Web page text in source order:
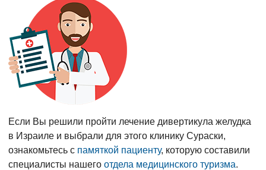
Если Вы решили пройти лечение дивертикула желудка
в Израиле и выбрали для этого клинику Сураски,
ознакомьтесь с памяткой пациенту, которую составили
специалисты нашегоотдела медицинского туризма.